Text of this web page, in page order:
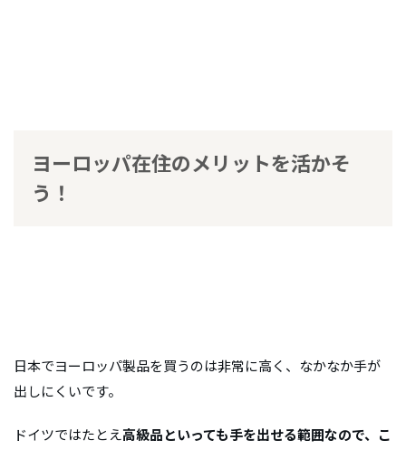
ヨーロッパ在住のメリットを活かそ
う！
日本でヨーロッパ製品を買うのは非常に高く、なかなか手が
出しにくいです。
ドイツではたとえ高級品といっても手を出せる範囲なので、こ